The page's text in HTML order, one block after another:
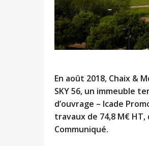
En août 2018, Chaix &
SKY 56, un immeuble
d’ouvrage – Icade
travaux de 74,8 M€ HT,
Communiqué.